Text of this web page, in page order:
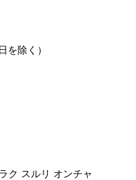
除く）
ク スルリ オンチャ